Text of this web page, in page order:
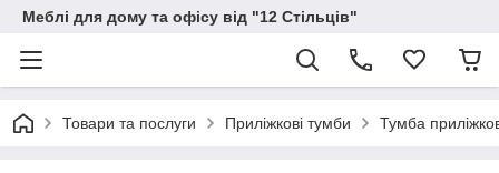
Меблі для дому та офісу від "12 Стільців"
Товари та послуги Приліжкові тумби Тумба